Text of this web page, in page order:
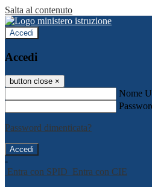
Salta al contenuto
Accedi
Accedi
button close ×
Nome
Password dimenticata?
-
Entra con SPID Entra con CIE